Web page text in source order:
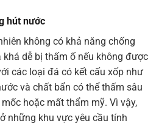
hút nước
không có khả năng chống
dễ bị thấm ố nếu không được
các loại đá có kết cấu xốp như
và chất bẩn có thể thấm sâu
hoặc mất thẩm mỹ. Vì vậy,
những khu vực yêu cầu tính